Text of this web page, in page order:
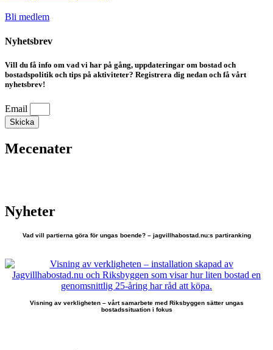
Bli medlem
Nyhetsbrev
Vill du få info om vad vi har på gång, uppdateringar om bostad och
bostadspolitik och tips på aktiviteter? Registrera dig nedan och få vårt
nyhetsbrev!
Email
Skicka
Mecenater
Nyheter
Vad vill partierna göra för ungas boende? – jagvillhabostad.nu:s partiranking
Visning av verkligheten – vårt samarbete med Riksbyggen sätter ungas
bostadssituation i fokus